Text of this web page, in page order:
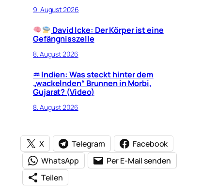
9. August 2026
David Icke: Der Körper ist eine
Gefängnisszelle
8. August 2026
♒︎ Indien: Was steckt hinter dem
„wackelnden“ Brunnen in Morbi,
Gujarat? (Video)
8. August 2026
X Telegram
Facebook
WhatsApp
Per E-Mail senden
Teilen